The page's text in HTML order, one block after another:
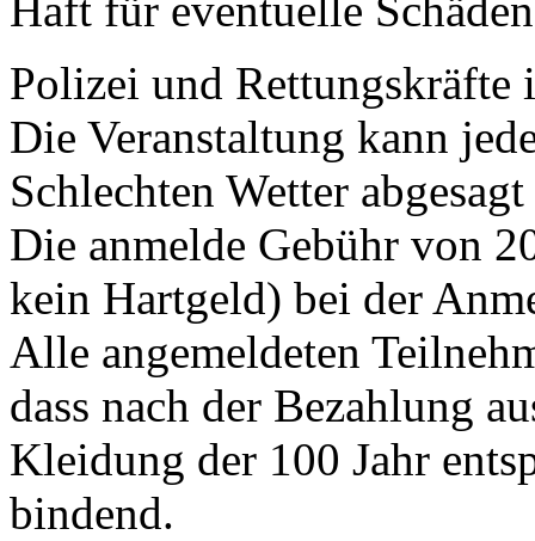
Haft für eventuelle
Polizei und Rettungskräfte
Die Veranstaltung kann
Schlechten Wetter
Die anmelde Gebühr von
kein Hartgeld) bei der
Alle angemeldeten
dass nach der Bezahlung
Kleidung der 100 Jahr
bindend.